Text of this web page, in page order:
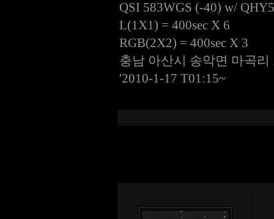
QSI 583WGS (-40) w/ QHY5
L(1X1) = 400sec X 6
RGB(2X2) = 400sec X 3
충남 아산시 송악면 마곡리
'2010-1-17 T01:15~